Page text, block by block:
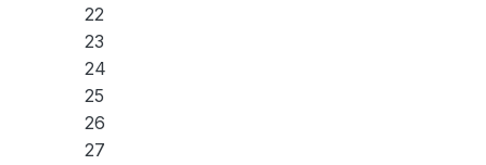
22
23
24
25
26
27